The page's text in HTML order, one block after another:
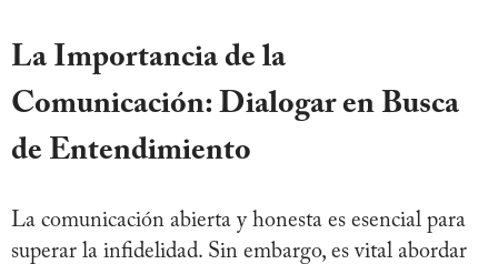
La Importancia de la
Comunicación: Dialogar en Busca
de Entendimiento
La comunicación abierta y honesta es esencial para
superar la infidelidad. Sin embargo, es vital abordar